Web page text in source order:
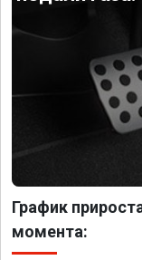
График
момента: